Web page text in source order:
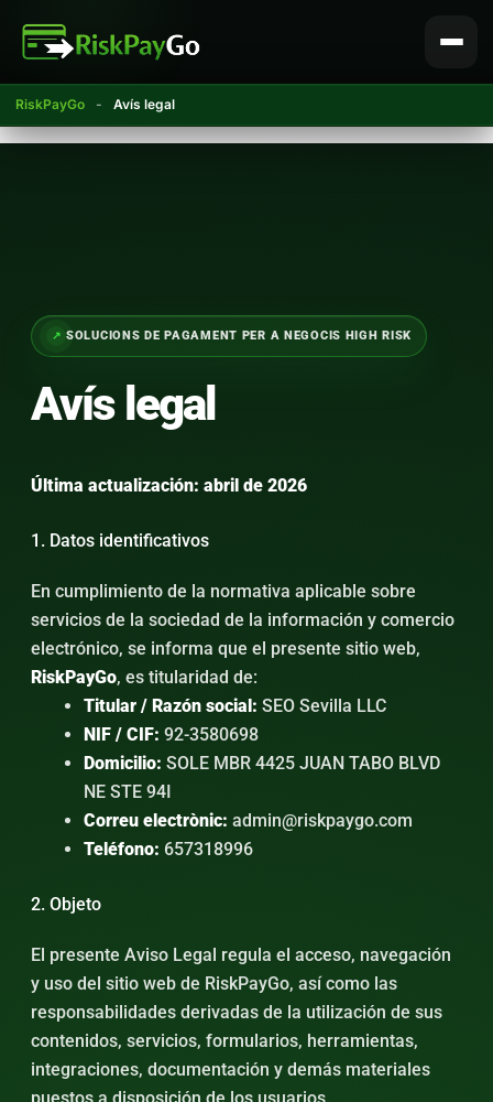
RiskPayGo - Avís legal
contingut
SOLUCIONS DE PAGAMENT PER A NEGOCIS HIGH RISK
Avís legal
Última actualización: abril de 2026
1. Datos identificativos
En cumplimiento de la normativa aplicable sobre
servicios de la sociedad de la información y comercio
electrónico, se informa que el presente sitio web,
RiskPayGo, es titularidad de:
Titular / Razón social: SEO Sevilla LLC
NIF / CIF: 92-3580698
Domicilio: SOLE MBR 4425 JUAN TABO BLVD
NE STE 94I
Correu electrònic: admin@riskpaygo.com
Teléfono: 657318996
2. Objeto
El presente Aviso Legal regula el acceso, navegación
y uso del sitio web de RiskPayGo, así como las
responsabilidades derivadas de la utilización de sus
contenidos, servicios, formularios, herramientas,
integraciones, documentación y demás materiales